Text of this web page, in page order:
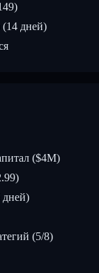
(14 дней)
($4M)
дней)
(5/8)